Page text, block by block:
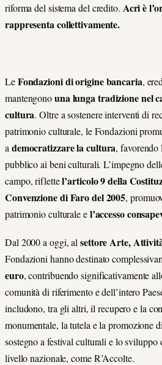
riforma del sistema del credito. Acri è
rappresenta collettivamente.
LeFondazioni di origine bancaria,
mantengonouna lunga tradizione nel
cultura. Oltre a sostenere interventi di
patrimonio culturale, le Fondazioni
a democratizzare la cultura, favorendo
pubblico ai beni culturali. L’impegno
campo, riflettel’articolo 9 della
Convenzione di Faro del 2005,
patrimonio culturale el’accesso
Dal 2000 a oggi, al settore Arte,
Fondazioni hanno destinato
euro, contribuendo significativamente
comunità di riferimento e dell’intero
includono, tra gli altri, il recupero e la
monumentale, la tutela e la promozione
sostegno a festival culturali e lo sviluppo
livello nazionale, come R’Accolte.